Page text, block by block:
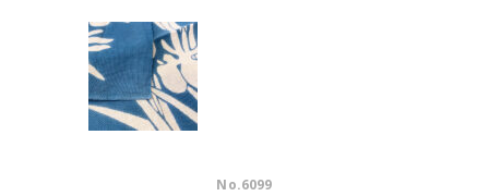
No.6099